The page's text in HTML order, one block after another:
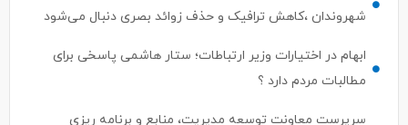
شهروندان ،کاهش ترافیک و حذف زوائد بصری دنبال می‌شود
ابهام در اختیارات وزیر ارتباطات؛ ستار هاشمی پاسخی برای
مطالبات مردم دارد ؟
سرپرست معاونت توسعه مدیریت، منابع و برنامه ریزی